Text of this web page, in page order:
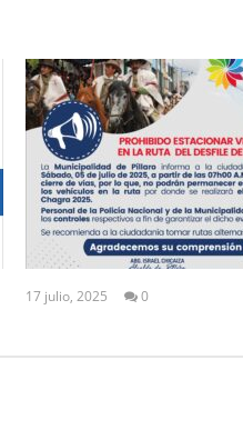
17 julio, 2025
0